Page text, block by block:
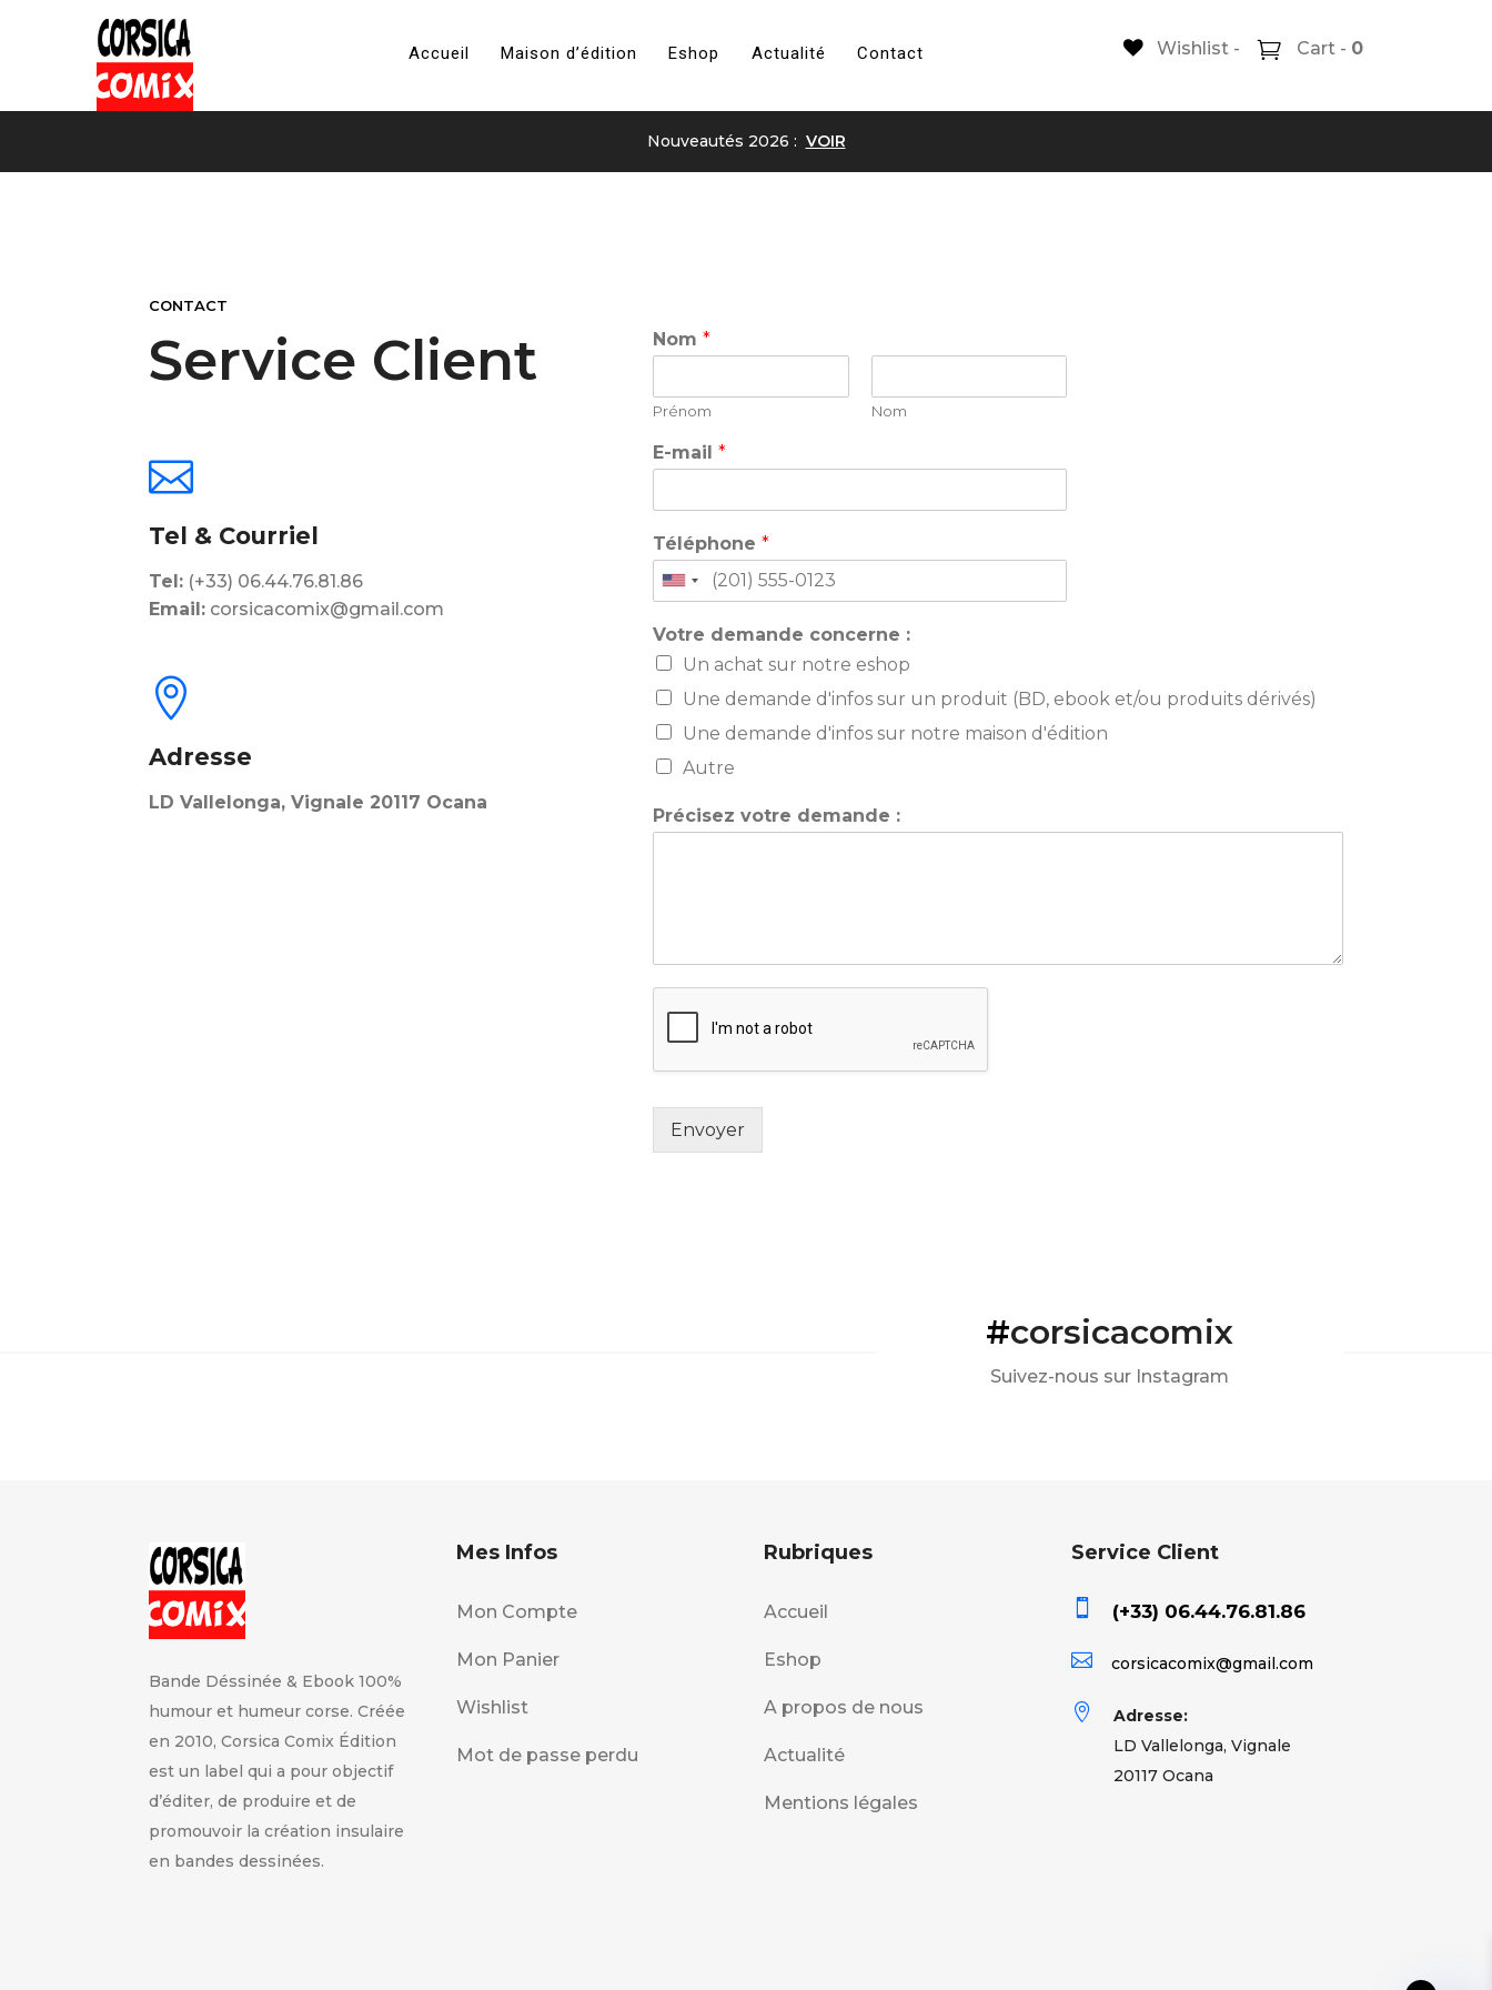
Accueil Maison d’édition Eshop Actualité Contact Wishlist - Cart - 0
Nouveautés 2026 : VOIR
CONTACT
Service Client

Tel & Courriel
Tel: (+33) 06.44.76.81.86
Email: corsicacomix@gmail.com

Adresse
LD Vallelonga, Vignale 20117 Ocana
Nom*
Prénom Nom
E-mail*
Téléphone*
United
Votre demande concerne :
Un achat sur notre eshop
Une demande d'infos sur un produit (BD, ebook et/ou produits dérivés)
Une demande d'infos sur notre maison d'édition
Autre
Précisez votre demande :
Envoyer
#corsicacomix
Suivez-nous sur Instagram
Bande Déssinée & Ebook 100%
humour et humeur corse. Créée
en 2010, Corsica Comix Édition
est un label qui a pour objectif
d’éditer, de produire et de
promouvoir la création insulaire
en bandes dessinées.
Mes Infos
Mon Compte
Mon Panier
Wishlist
Mot de passe perdu
Rubriques
Accueil
Eshop
A propos de nous
Actualité
Mentions légales
Service Client
 (+33) 06.44.76.81.86
 corsicacomix@gmail.com

Adresse:
LD Vallelonga, Vignale
20117 Ocana